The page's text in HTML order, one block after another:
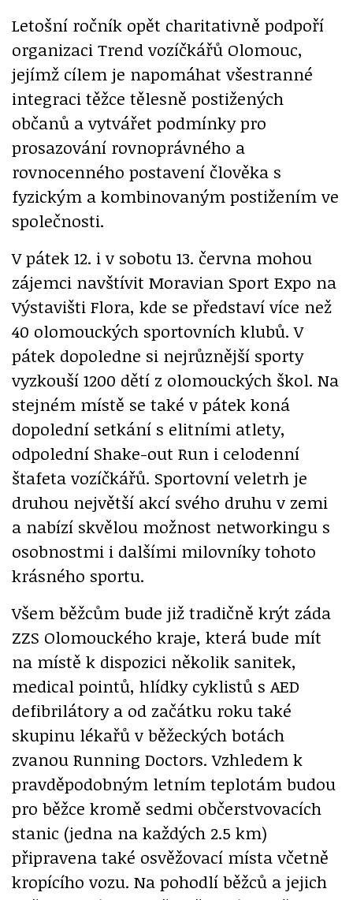
Letošní ročník opět charitativně podpoří
organizaci Trend vozíčkářů Olomouc,
jejímž cílem je napomáhat všestranné
integraci těžce tělesně postižených
občanů a vytvářet podmínky pro
prosazování rovnoprávného a
rovnocenného postavení člověka s
fyzickým a kombinovaným postižením ve
společnosti.
V pátek 12. i v sobotu 13. června mohou
zájemci navštívit Moravian Sport Expo na
Výstavišti Flora, kde se představí více než
40 olomouckých sportovních klubů. V
pátek dopoledne si nejrůznější sporty
vyzkouší 1200 dětí z olomouckých škol. Na
stejném místě se také v pátek koná
dopolední setkání s elitními atlety,
odpolední Shake-out Run i celodenní
štafeta vozíčkářů. Sportovní veletrh je
druhou největší akcí svého druhu v zemi
a nabízí skvělou možnost networkingu s
osobnostmi i dalšími milovníky tohoto
krásného sportu.
Všem běžcům bude již tradičně krýt záda
ZZS Olomouckého kraje, která bude mít
na místě k dispozici několik sanitek,
medical pointů, hlídky cyklistů s AED
defibrilátory a od začátku roku také
skupinu lékařů v běžeckých botách
zvanou Running Doctors. Vzhledem k
pravděpodobným letním teplotám budou
pro běžce kromě sedmi občerstvovacích
stanic (jedna na každých 2.5 km)
připravena také osvěžovací místa včetně
kropícího vozu. Na pohodlí běžců a jejich